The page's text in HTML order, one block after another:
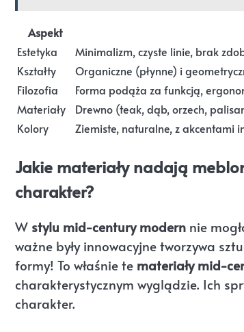
Aspekt
Estetyka
Minimalizm, czyste linie, brak
Kształty
Organiczne (płynne) i
Filozofia
Forma podąża za funkcją,
Materiały
Drewno (teak, dąb, orzech,
Kolory
Ziemiste, naturalne, z akcentami
Jakie materiały nadają
charakter?
W stylu mid-century modern nie
ważne były innowacyjne tworzywa
formy! To właśnie te materiały mid-
charakterystycznym wyglądzie. Ich
charakter.